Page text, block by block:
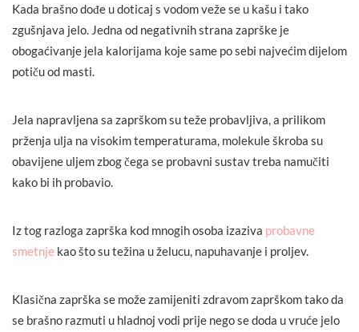
Kada brašno dođe u doticaj s vodom veže se u kašu i tako
zgušnjava jelo. Jedna od negativnih strana zaprške je
obogaćivanje jela kalorijama koje same po sebi najvećim dijelom
potiču od masti.
Jela napravljena sa zaprškom su teže probavljiva, a prilikom
prženja ulja na visokim temperaturama, molekule škroba su
obavijene uljem zbog čega se probavni sustav treba namučiti
kako bi ih probavio.
Iz tog razloga zaprška kod mnogih osoba izaziva probavne
smetnje kao što su težina u želucu, napuhavanje i proljev.
Klasična zaprška se može zamijeniti zdravom zaprškom tako da
se brašno razmuti u hladnoj vodi prije nego se doda u vruće jelo